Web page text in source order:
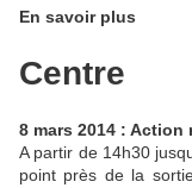
En savoir plus
Centre
8 mars 2014 :
A partir de 14h30
point près de la